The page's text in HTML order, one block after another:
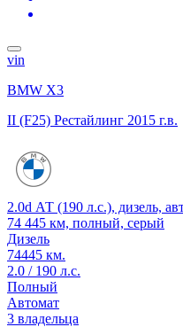
vin
BMW X3
II (F25) Рестайлинг 2015 г.в.
2.0d АТ (190 л.с.), дизель,
74 445 км, полный, серый
Дизель
74445 км.
2.0 / 190 л.с.
Полный
Автомат
3 владельца